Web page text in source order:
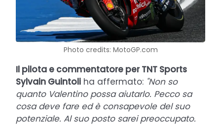
Photo credits: MotoGP.com
Il pilota e commentatore per TNT Sports
Sylvain Guintoli ha affermato: "Non so
quanto Valentino possa aiutarlo. Pecco sa
cosa deve fare ed è consapevole del suo
potenziale. Al suo posto sarei preoccupato.